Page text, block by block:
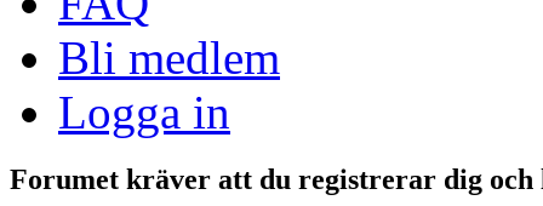
Bli medlem
Logga in
Forumet kräver att du registrerar dig